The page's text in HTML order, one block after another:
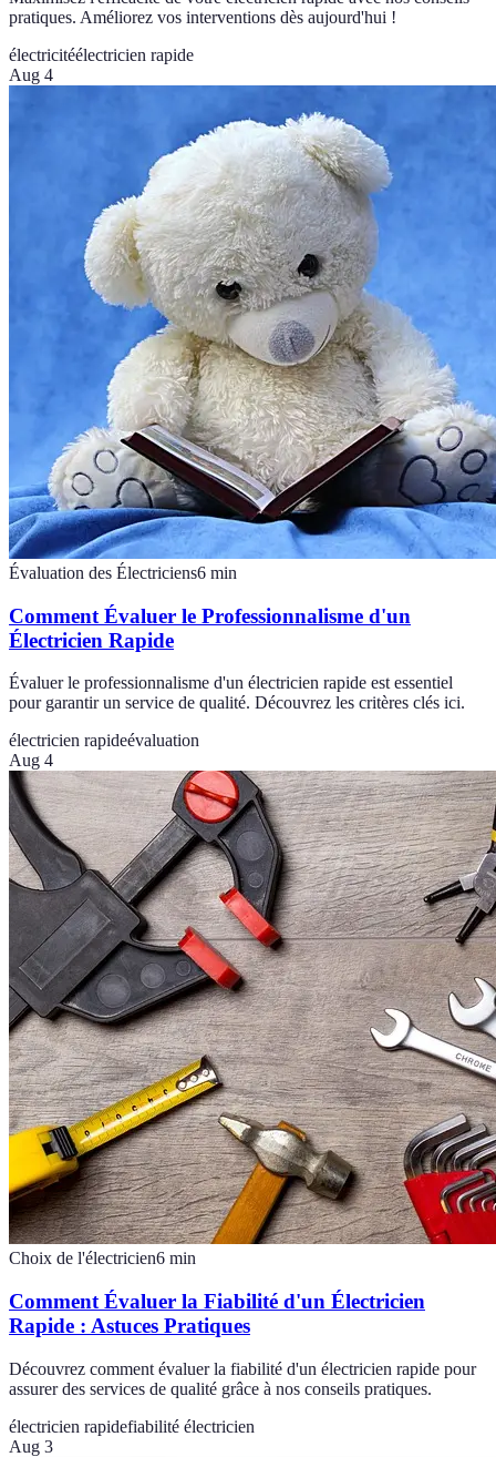
pratiques. Améliorez vos interventions dès aujourd'hui !
électricitéélectricien rapide
Aug 4
Évaluation des Électriciens6 min
Comment Évaluer le Professionnalisme d'un
Électricien Rapide
Évaluer le professionnalisme d'un électricien rapide est essentiel
pour garantir un service de qualité. Découvrez les critères clés ici.
électricien rapideévaluation
Aug 4
Choix de l'électricien6 min
Comment Évaluer la Fiabilité d'un Électricien
Rapide : Astuces Pratiques
Découvrez comment évaluer la fiabilité d'un électricien rapide pour
assurer des services de qualité grâce à nos conseils pratiques.
électricien rapidefiabilité électricien
Aug 3